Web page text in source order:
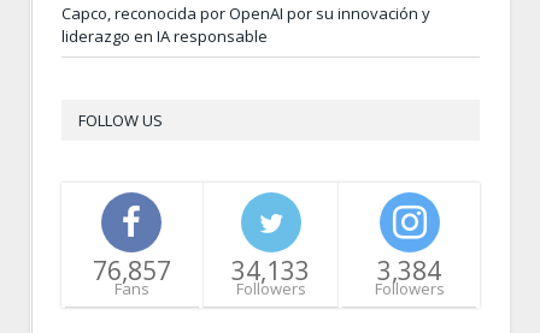
Capco, reconocida por OpenAI por su innovación y
liderazgo en IA responsable
FOLLOW US
76,857
Fans
34,133
Followers
3,384
Followers